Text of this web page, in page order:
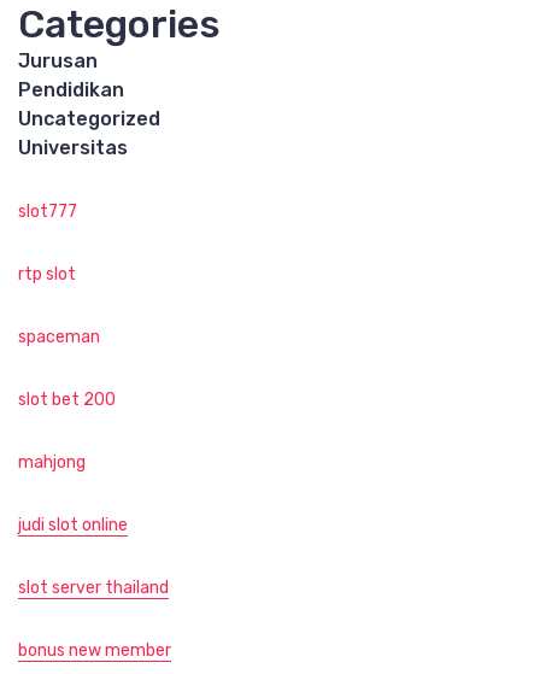
Categories
Jurusan
Pendidikan
Uncategorized
Universitas
slot777
rtp slot
spaceman
slot bet 200
mahjong
judi slot online
slot server thailand
bonus new member